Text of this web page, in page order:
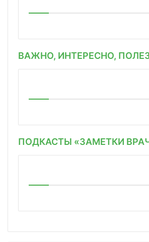
ВАЖНО, ИНТЕРЕСНО,
ПОДКАСТЫ «ЗАМЕТКИ